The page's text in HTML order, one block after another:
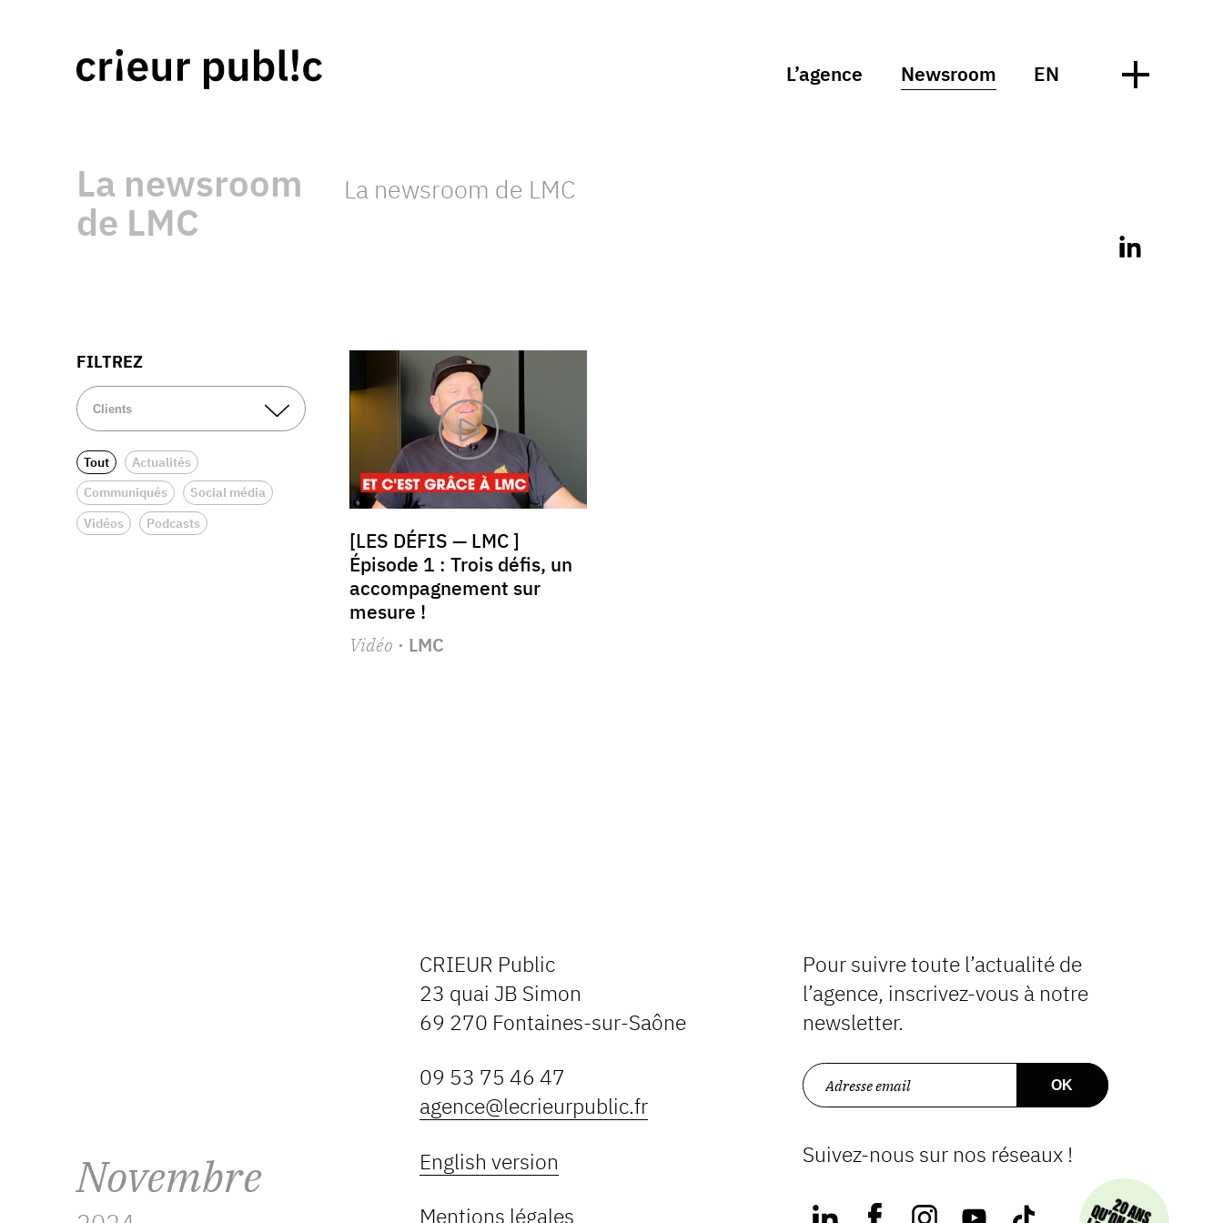
L’agence Newsroom EN
La newsroom
de LMC
La newsroom de LMC
FILTREZ
Tout
Actualités
Communiqués
Social média
Vidéos
Podcasts
Novembre
[LES DÉFIS — LMC ]
Épisode 1 : Trois défis, un
accompagnement sur
mesure !
Vidéo · LMC
CRIEUR Public
23 quai JB Simon
69 270 Fontaines-sur-Saône
09 53 75 46 47
agence@lecrieurpublic.fr
English version
Mentions légales
Pour suivre toute l’actualité de
l’agence, inscrivez-vous à notre
newsletter.
Suivez-nous sur nos réseaux !